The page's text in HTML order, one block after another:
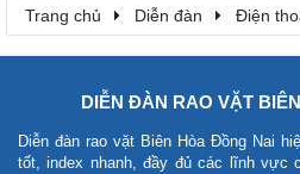
Trang chủ Diễn đàn Điện
DIỄN ĐÀN RAO VẶT
Diễn đàn rao vặt Biên Hòa Đồng Nai
tốt, index nhanh, đầy đủ các lĩnh vực